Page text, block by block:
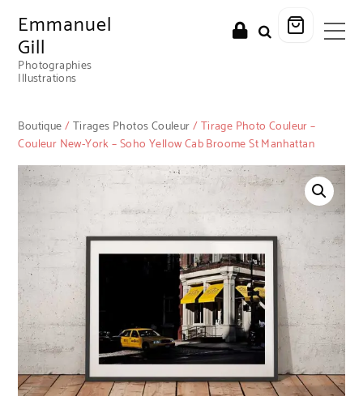
Emmanuel
Gill
Photographies
Illustrations
Boutique/Tirages Photos Couleur/ Tirage Photo Couleur –
Couleur New-York – Soho Yellow Cab Broome St Manhattan